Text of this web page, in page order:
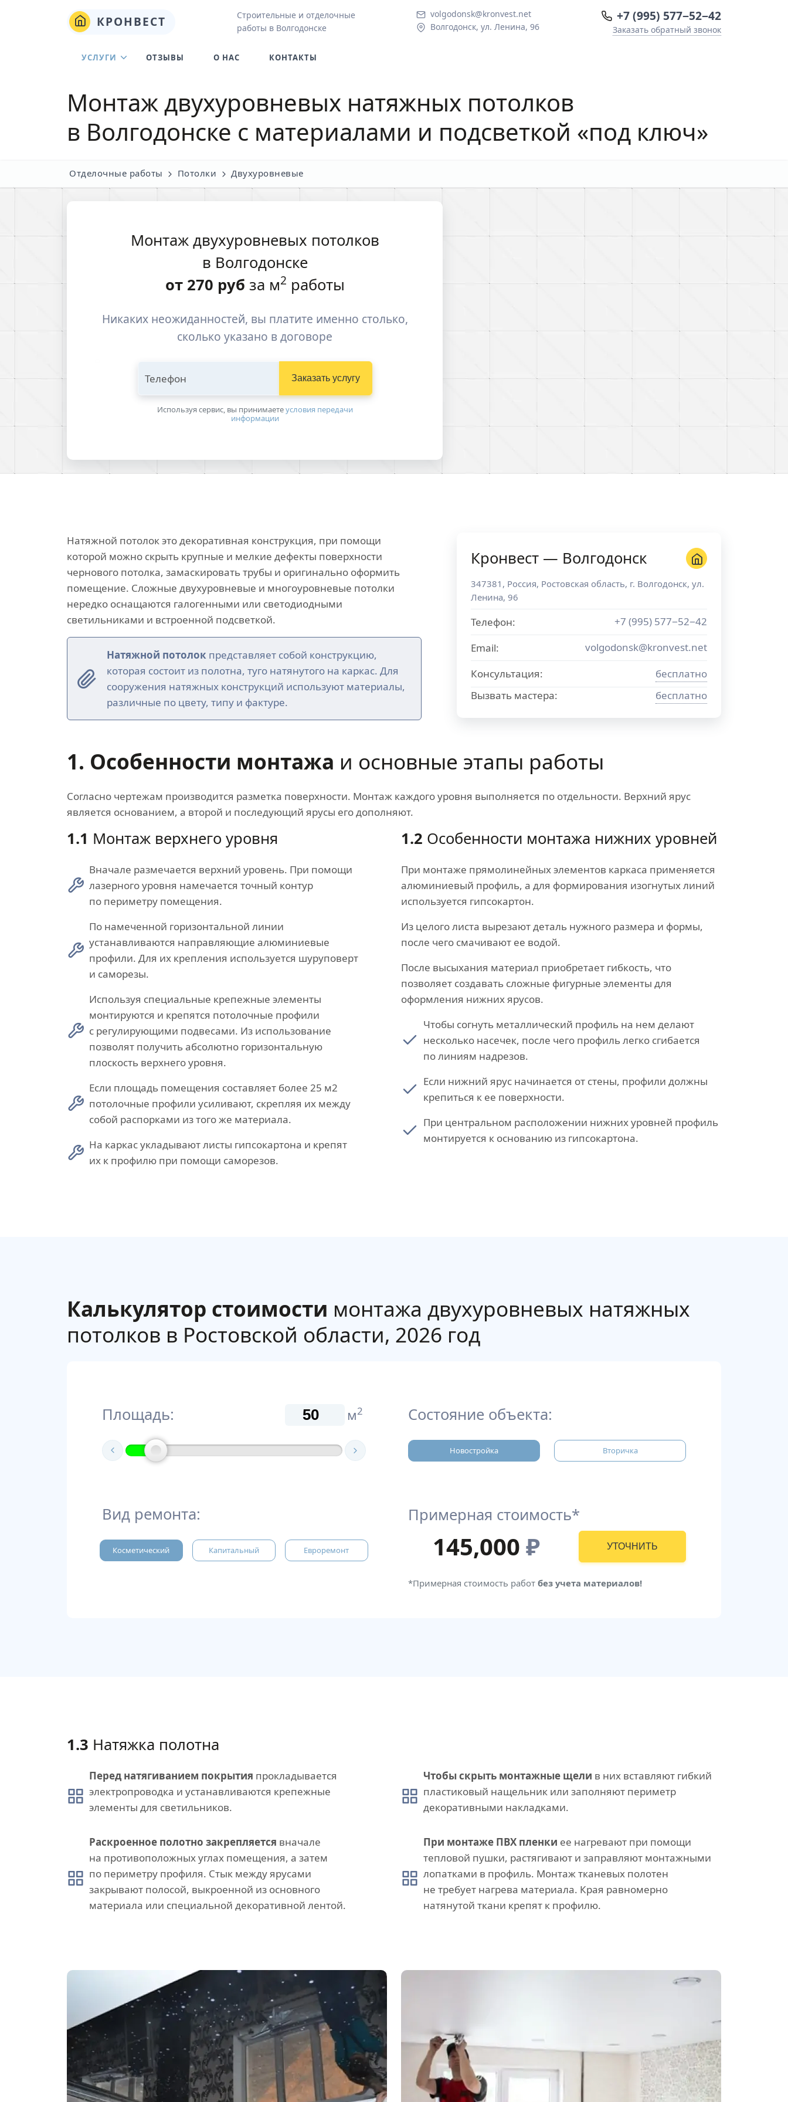
КРОНВЕСТ
Строительные и отделочные
работы в Волгодонске
volgodonsk@kronvest.net
Волгодонск, ул. Ленина, 96
+7 (995) 577−52−42
Заказать обратный звонок
УСЛУГИ ОТЗЫВЫ О НАС КОНТАКТЫ
Монтаж двухуровневых натяжных потолков
в Волгодонске с материалами и подсветкой «под ключ»
Отделочные работы Потолки Двухуровневые
Монтаж двухуровневых потолков
в Волгодонске
от 270 руб за м2 работы
Никаких неожиданностей, вы платите именно столько,
сколько указано в договоре
Телефон Заказать услугу
Используя сервис, вы принимаетeусловия передачи
информации
Натяжной потолок это декоративная конструкция, при помощи
которой можно скрыть крупные и мелкие дефекты поверхности
чернового потолка, замаскировать трубы и оригинально оформить
помещение. Сложные двухуровневые и многоуровневые потолки
нередко оснащаются галогенными или светодиодными
светильниками и встроенной подсветкой.
Натяжной потолок представляет собой конструкцию,
которая состоит из полотна, туго натянутого на каркас. Для
сооружения натяжных конструкций используют материалы,
различные по цвету, типу и фактуре.
Кронвест — Волгодонск
347381 , Россия, Ростовская область, г. Волгодонск, ул.
Ленина, 96
Телефон:
+7 (995) 577−52−42
Email:
volgodonsk@kronvest.net
Консультация:
бесплатно
Вызвать мастера:
бесплатно
1. Особенности монтажа и основные этапы работы
Согласно чертежам производится разметка поверхности. Монтаж каждого уровня выполняется по отдельности. Верхний ярус
является основанием, а второй и последующий ярусы его дополняют.
1.1 Монтаж верхнего уровня
Вначале размечается верхний уровень. При помощи
лазерного уровня намечается точный контур
по периметру помещения.
По намеченной горизонтальной линии
устанавливаются направляющие алюминиевые
профили. Для их крепления используется шуруповерт
и саморезы.
Используя специальные крепежные элементы
монтируются и крепятся потолочные профили
с регулирующими подвесами. Из использование
позволят получить абсолютно горизонтальную
плоскость верхнего уровня.
Если площадь помещения составляет более 25 м2
потолочные профили усиливают, скрепляя их между
собой распорками из того же материала.
На каркас укладывают листы гипсокартона и крепят
их к профилю при помощи саморезов.
1.2 Особенности монтажа нижних уровней
При монтаже прямолинейных элементов каркаса применяется
алюминиевый профиль, а для формирования изогнутых линий
используется гипсокартон.
Из целого листа вырезают деталь нужного размера и формы,
после чего смачивают ее водой.
После высыхания материал приобретает гибкость, что
позволяет создавать сложные фигурные элементы для
оформления нижних ярусов.
Чтобы согнуть металлический профиль на нем делают
несколько насечек, после чего профиль легко сгибается
по линиям надрезов.
Если нижний ярус начинается от стены, профили должны
крепиться к ее поверхности.
При центральном расположении нижних уровней профиль
монтируется к основанию из гипсокартона.
Калькулятор стоимости монтажа двухуровневых натяжных
потолков в Ростовской области, 2026 год
Площадь: м2
Вид ремонта:
Косметический Капитальный Евроремонт
Состояние объекта:
Новостройка Вторичка
Примерная стоимость*
145,000 ₽ УТОЧНИТЬ
*Примерная стоимость работ без учета материалов!
1.3 Натяжка полотна
Перед натягиванием покрытия прокладывается
электропроводка и устанавливаются крепежные
элементы для светильников.
Раскроенное полотно закрепляется вначале
на противоположных углах помещения, а затем
по периметру профиля. Стык между ярусами
закрывают полосой, выкроенной из основного
материала или специальной декоративной лентой.
Чтобы скрыть монтажные щели в них вставляют гибкий
пластиковый нащельник или заполняют периметр
декоративными накладками.
При монтаже ПВХ пленки ее нагревают при помощи
тепловой пушки, растягивают и заправляют монтажными
лопатками в профиль. Монтаж тканевых полотен
не требует нагрева материала. Края равномерно
натянутой ткани крепят к профилю.